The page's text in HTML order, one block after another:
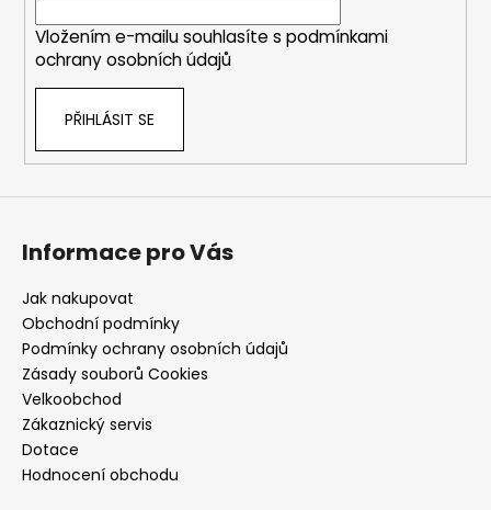
Vložením e-mailu souhlasíte s podmínkami
ochrany osobních údajů
PŘIHLÁSIT SE
Informace pro Vás
Jak nakupovat
Obchodní podmínky
Podmínky ochrany osobních údajů
Zásady souborů Cookies
Velkoobchod
Zákaznický servis
Dotace
Hodnocení obchodu